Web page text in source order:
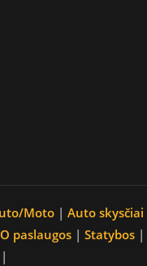
Moto | Auto skysčiai
paslaugos | Statybos |
|